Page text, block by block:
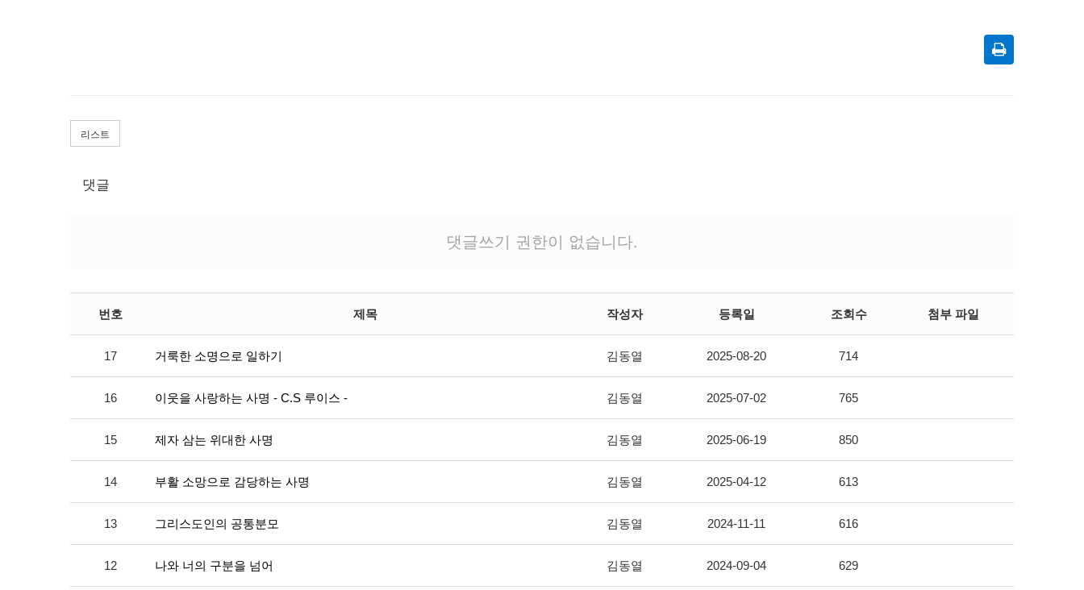
리스트
댓글
댓글쓰기 권한이 없습니다.
번호 제목 작성자 등록일 조회수 첨부 파일
17 거룩한 소명으로 일하기 김동열 2025-08-20 714
16 이웃을 사랑하는 사명 - C.S 루이스 - 김동열 2025-07-02 765
15 제자 삼는 위대한 사명 김동열 2025-06-19 850
14 부활 소망으로 감당하는 사명 김동열 2025-04-12 613
13 그리스도인의 공통분모 김동열 2024-11-11 616
12 나와 너의 구분을 넘어 김동열 2024-09-04 629